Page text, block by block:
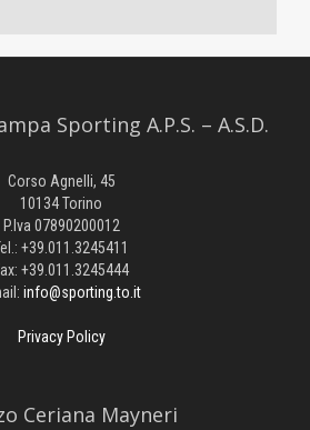
Sporting A.P.S. – A.S.D.
Corso Agnelli, 45
10134 Torino
P.Iva 07890200012
+39.011.3245411
+39.011.3245444
info@sporting.to.it
Privacy Policy
Ceriana Mayneri